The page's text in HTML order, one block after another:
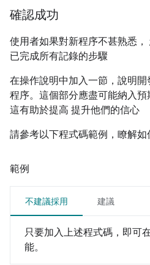
確認成功
使用者如果對新程序不甚熟悉，
已完成所有記錄的步驟
在操作說明中加入一節，說明
程序。這個部分應盡可能納入預
這有助於提高 提升他們的信心
請參考以下程式碼範例，瞭解如
範例
不建議採用 建議
只要加入上述程式碼，即可
能。